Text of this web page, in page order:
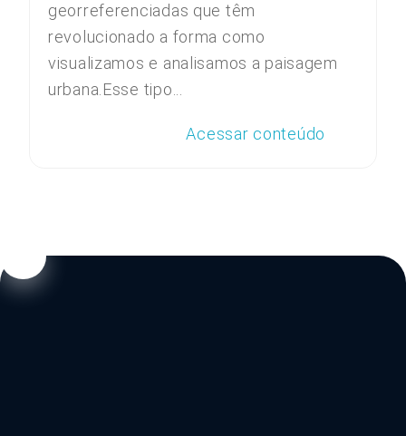
georreferenciadas que têm
revolucionado a forma como
visualizamos e analisamos a paisagem
urbana.Esse tipo...
Acessar conteúdo